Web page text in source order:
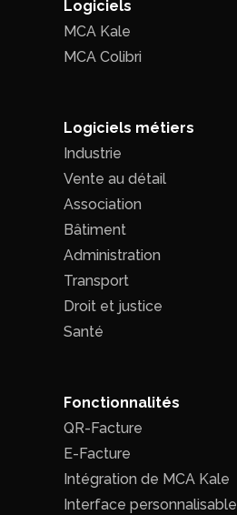
Logiciels
MCA Kale
MCA Colibri
Logiciels métiers
Industrie
Vente au détail
Association
Bâtiment
Administration
Transport
Droit et justice
Santé
Fonctionnalités
QR-Facture
E-Facture
Intégration de MCA Kale
Interface personnalisable